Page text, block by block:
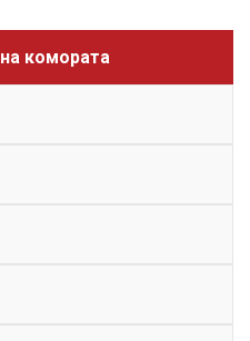
комората